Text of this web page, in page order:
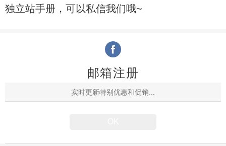
独立站手册，可以私信我们哦~
邮箱注册